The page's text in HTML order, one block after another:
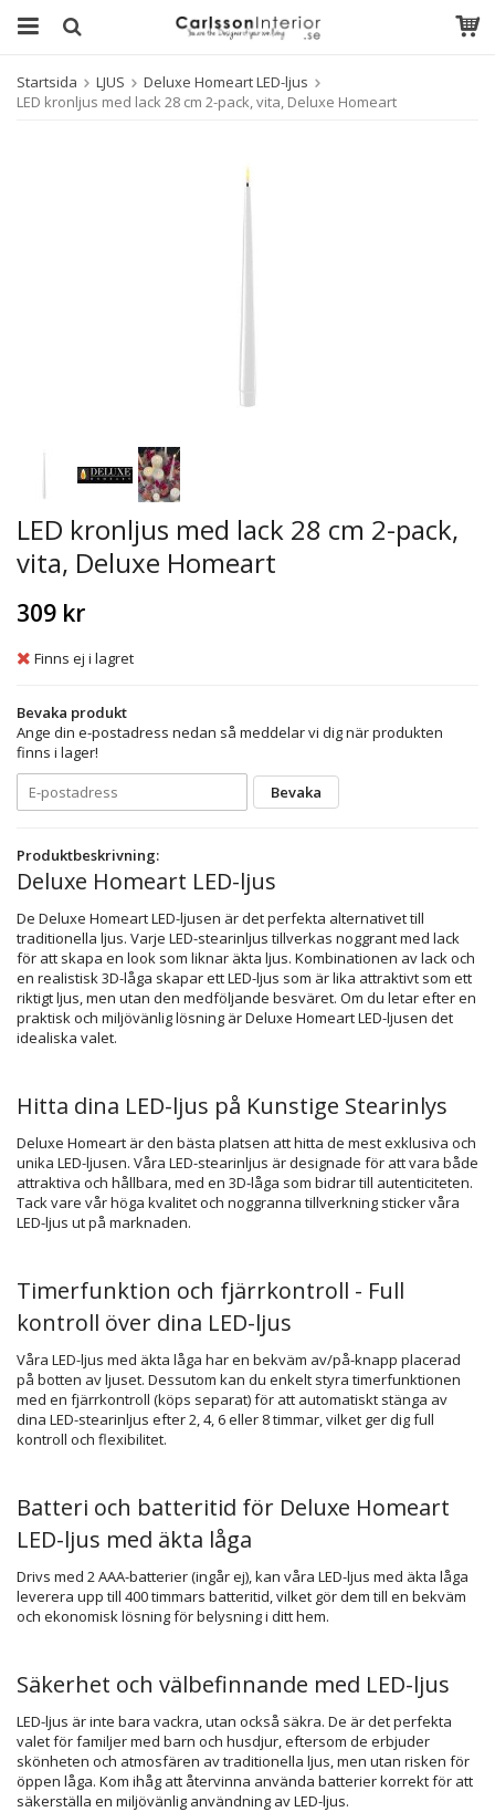
Startsida LJUS
Deluxe Homeart LED-ljus
LED kronljus med lack 28 cm 2-pack, vita, Deluxe Homeart
LED kronljus med lack 28 cm 2-pack,
vita, Deluxe Homeart
309 kr
Finns ej i lagret
Bevaka produkt
Ange din e-postadress nedan så meddelar vi dig när produkten
finns i lager!
Bevaka
Produktbeskrivning:
Deluxe Homeart LED-ljus
De Deluxe Homeart LED-ljusen är det perfekta alternativet till
traditionella ljus. Varje LED-stearinljus tillverkas noggrant med lack
för att skapa en look som liknar äkta ljus. Kombinationen av lack och
en realistisk 3D-låga skapar ett LED-ljus som är lika attraktivt som ett
riktigt ljus, men utan den medföljande besväret. Om du letar efter en
praktisk och miljövänlig lösning är Deluxe Homeart LED-ljusen det
idealiska valet.
Hitta dina LED-ljus på Kunstige Stearinlys
Deluxe Homeart är den bästa platsen att hitta de mest exklusiva och
unika LED-ljusen. Våra LED-stearinljus är designade för att vara både
attraktiva och hållbara, med en 3D-låga som bidrar till autenticiteten.
Tack vare vår höga kvalitet och noggranna tillverkning sticker våra
LED-ljus ut på marknaden.
Timerfunktion och fjärrkontroll - Full
kontroll över dina LED-ljus
Våra LED-ljus med äkta låga har en bekväm av/på-knapp placerad
på botten av ljuset. Dessutom kan du enkelt styra timerfunktionen
med en fjärrkontroll (köps separat) för att automatiskt stänga av
dina LED-stearinljus efter 2, 4, 6 eller 8 timmar, vilket ger dig full
kontroll och flexibilitet.
Batteri och batteritid för Deluxe Homeart
LED-ljus med äkta låga
Drivs med 2 AAA-batterier (ingår ej), kan våra LED-ljus med äkta låga
leverera upp till 400 timmars batteritid, vilket gör dem till en bekväm
och ekonomisk lösning för belysning i ditt hem.
Säkerhet och välbefinnande med LED-ljus
LED-ljus är inte bara vackra, utan också säkra. De är det perfekta
valet för familjer med barn och husdjur, eftersom de erbjuder
skönheten och atmosfären av traditionella ljus, men utan risken för
öppen låga. Kom ihåg att återvinna använda batterier korrekt för att
säkerställa en miljövänlig användning av LED-ljus.